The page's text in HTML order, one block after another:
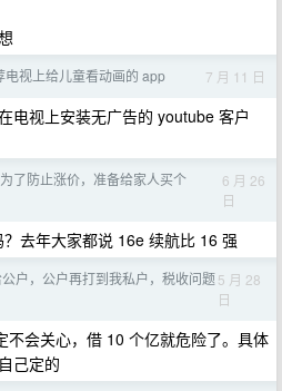
电视上给儿童看动画的 app 7 月 11 日
电视上安装无广告的 youtube 客户
为了防止涨价，准备给家人买个
6 月 26
日
去年大家都说 16e 续航比 16 强
户，公户再打到我私户，税收问题5 月 28
日
不会关心，借 10 个亿就危险了。具体
己定的